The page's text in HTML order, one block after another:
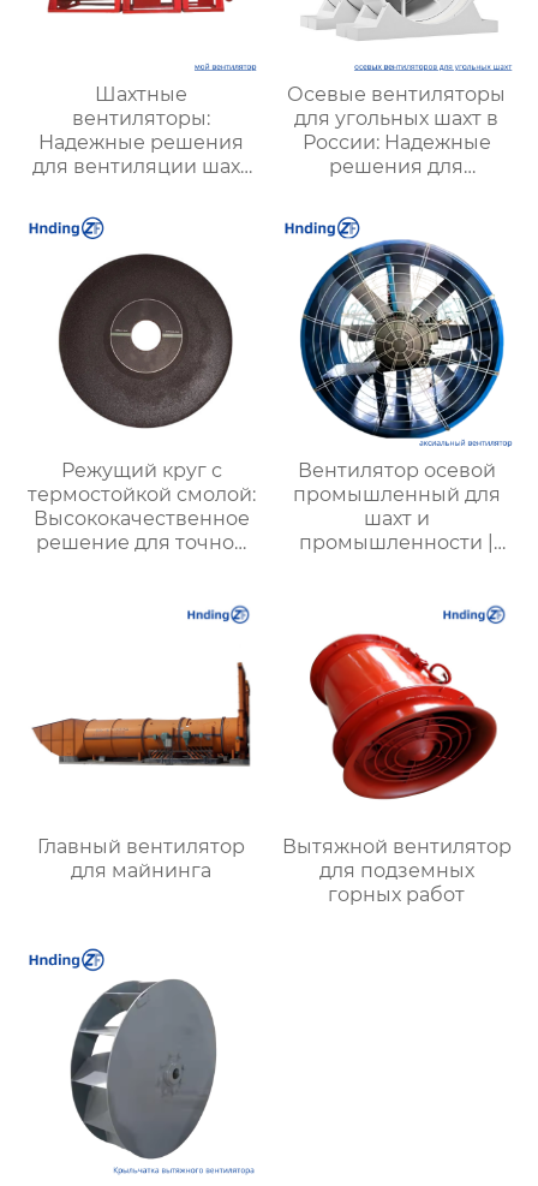
Шахтные
вентиляторы:
Надежные решения
для вентиляции шахт
| Купить с доставкой
Осевые вентиляторы
для угольных шахт в
России: Надежные
решения для
вентиляции и
безопасности
Режущий круг с
термостойкой смолой:
Высококачественное
решение для точной
условиях
Вентилятор осевой
промышленный для
шахт и
промышленности |
надежность
Главный вентилятор
для майнинга
Вытяжной вентилятор
для подземных
горных работ